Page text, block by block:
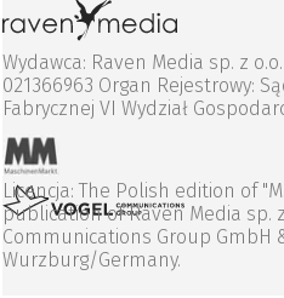
Wydawca: Raven Media sp. z o.o.
021366963 Organ Rejestrowy:
Fabrycznej VI Wydział
Licencja: The Polish edition of
publication of Raven Media sp.
Communications Group GmbH &
Wurzburg/Germany.